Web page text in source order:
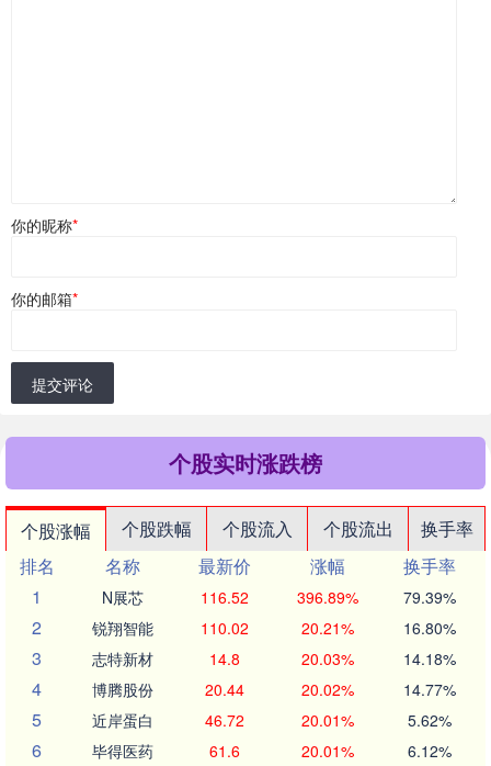
你的昵称*
你的邮箱*
提交评论
个股实时涨跌榜
个股涨幅 个股跌幅 个股流入 个股流出
换手率
排名
名称 最新价 涨幅
换手率
1
N展芯 116.52 396.89% 79.39%
2 锐翔智能 110.02 20.21% 16.80%
3 志特新材 14.8 20.03% 14.18%
4 博腾股份 20.44 20.02% 14.77%
5 近岸蛋白 46.72 20.01% 5.62%
6 毕得医药 61.6 20.01% 6.12%